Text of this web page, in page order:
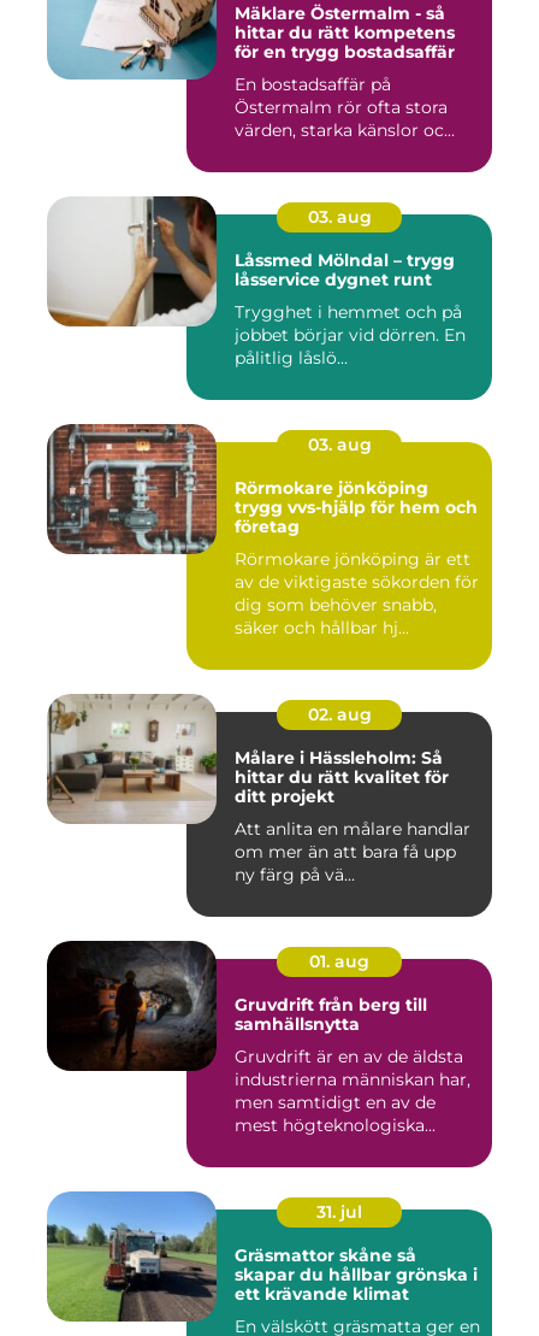
Mäklare Östermalm - så
hittar du rätt kompetens
för en trygg bostadsaffär
En bostadsaffär på
Östermalm rör ofta stora
värden, starka känslor oc...
03. aug
Låssmed Mölndal – trygg
låsservice dygnet runt
Trygghet i hemmet och på
jobbet börjar vid dörren. En
pålitlig låslö...
03. aug
Rörmokare jönköping
trygg vvs-hjälp för hem och
företag
Rörmokare jönköping är ett
av de viktigaste sökorden för
dig som behöver snabb,
säker och hållbar hj...
02. aug
Målare i Hässleholm: Så
hittar du rätt kvalitet för
ditt projekt
Att anlita en målare handlar
om mer än att bara få upp
ny färg på vä...
01. aug
Gruvdrift från berg till
samhällsnytta
Gruvdrift är en av de äldsta
industrierna människan har,
men samtidigt en av de
mest högteknologiska...
31. jul
Gräsmattor skåne så
skapar du hållbar grönska i
ett krävande klimat
En välskött gräsmatta ger en